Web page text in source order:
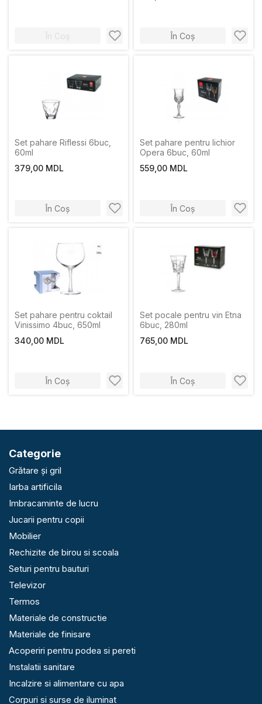
În Coș În Coș
Set pahare Riflessi 6buc,
60ml
379,00 MDL
În Coș
Set pahare pentru lichior
Opera 6buc, 60ml
559,00 MDL
În Coș
Set pahare pentru coktail
Vinissimo 4buc, 650ml
340,00 MDL
În Coș
Set pocale pentru vin Etna
6buc, 280ml
765,00 MDL
În Coș
Categorie
Grătare și gril
Iarba artificila
Imbracaminte de lucru
Jucarii pentru copii
Mobilier
Rechizite de birou si scoala
Seturi pentru bauturi
Televizor
Termos
Materiale de constructie
Materiale de finisare
Acoperiri pentru podea si pereti
Instalatii sanitare
Incalzire si alimentare cu apa
Corpuri si surse de iluminat